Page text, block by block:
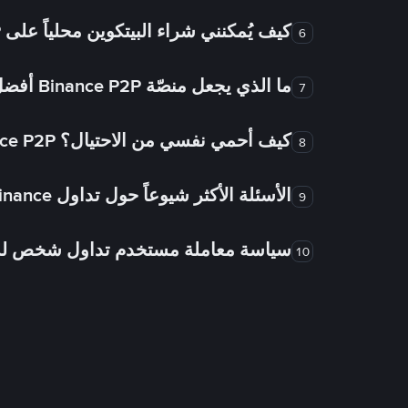
6 كيف يُمكنني شراء البيتكوين محلياً على Binance P2P؟
7 ما الذي يجعل منصّة Binance P2P أفضل من الأسواق الأخرى للتداول من شخص لشخص؟
8 كيف أحمي نفسي من الاحتيال؟ Binance P2P ضمان FTW!
9 الأسئلة الأكثر شيوعاً حول تداول Binance شخص لشخص
10 سياسة معاملة مستخدم تداول